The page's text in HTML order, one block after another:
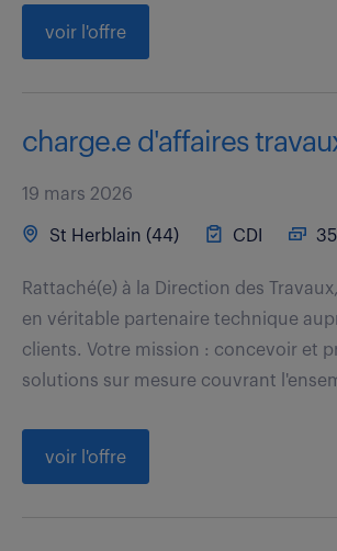
voir l'offre
charge.e d'affaires
19 mars 2026
St Herblain (44) CDI
Rattaché(e) à la Direction des
en véritable partenaire technique
clients. Votre mission : concevoir et
solutions sur mesure couvrant
voir l'offre